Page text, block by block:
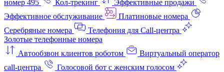
номер 495
Кол-трекинг
Эффективные продажи
Эффективное обслуживание
Платиновые номера
Серебряные номера
Телефония для Call-центра
Золотые телефонные номера
Автообзвон клиентов роботом
Виртуальный оператор
call-центра
Голосовой бот с женским голосом